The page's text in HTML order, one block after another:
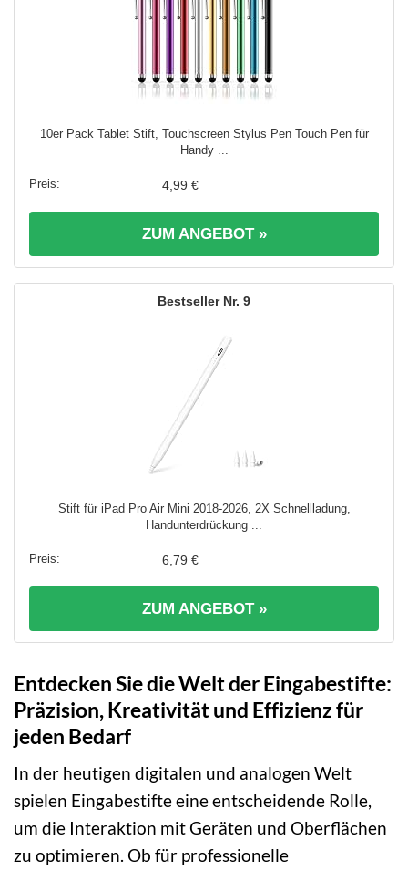
10er Pack Tablet Stift, Touchscreen Stylus Pen Touch Pen für
Handy ...
4,99 €
ZUM ANGEBOT »
9
Stift für iPad Pro Air Mini 2018-2026, 2X Schnellladung,
Handunterdrückung ...
6,79 €
ZUM ANGEBOT »
Entdecken Sie die Welt der Eingabestifte:
Präzision, Kreativität und Effizienz für
jeden Bedarf
In der heutigen digitalen und analogen Welt
spielen Eingabestifte eine entscheidende Rolle,
um die Interaktion mit Geräten und Oberflächen
zu optimieren. Ob für professionelle